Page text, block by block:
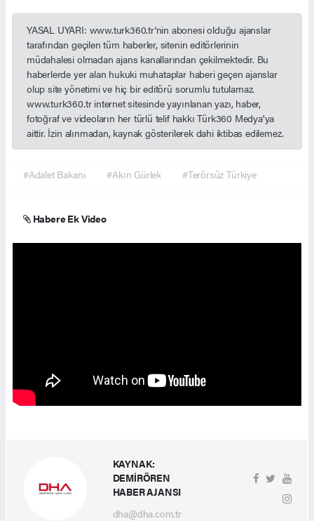
YASAL UYARI: www.turk360.tr'nin abonesi olduğu ajanslar
tarafından geçilen tüm haberler, sitenin editörlerinin
müdahalesi olmadan ajans kanallarından çekilmektedir. Bu
haberlerde yer alan hukuki muhataplar haberi geçen ajanslar
olup site yönetimi ve hiç bir editörü sorumlu tutulamaz.
www.turk360.tr internet sitesinde yayınlanan yazı, haber,
fotoğraf ve videoların her türlü telif hakkı Türk360 Medya'ya
aittir. İzin alınmadan, kaynak gösterilerek dahi iktibas edilemez.
#Adalet Bakanı #Akın Gürlek #Terörsüz Türkiye
Habere Ek Video
KAYNAK:
DEMİRÖREN
HABER AJANSI
dha@dha.com.tr